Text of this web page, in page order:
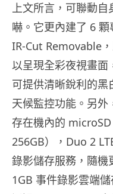
上文所言，可聯動自
嚇。它更內建了 6
IR-Cut Removable
以呈現全彩夜視畫面
可提供清晰銳利的
天候監控功能。另
存在機內的
256GB），Duo 2
錄影儲存服務，隨
1GB 事件錄影雲端